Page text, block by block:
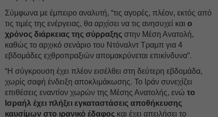
Σύμφωνα με έμπειρο αναλυτή, “τις αγορές, πλέον, εκτός από
τις τιμές της ενέργειας, θα αρχίσει να τις ανησυχεί και ο
χρόνος διάρκειας της σύρραξης στην Μέση Ανατολή,
καθώς το αρχικό σενάριο του Ντόναλντ Τραμπ για 4
εβδομάδες εχθροπραξιών απομακρύνεται επικίνδυνα”.
“Η σύγκρουση έχει πλέον εισέλθει στη δεύτερη εβδομάδα,
χωρίς σαφή ένδειξη αποκλιμάκωσης. Το Ιράν συνεχίζει
επιθέσεις εναντίον χωρών της Μέσης Ανατολής, ενώ το
Ισραήλ έχει πλήξει εγκαταστάσεις αποθήκευσης
καυσίμων στο ιρανικό έδαφος και έχει απειλήσει το